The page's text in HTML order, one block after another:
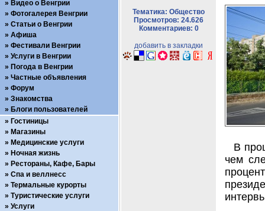
Тематика: Общество
Просмотров: 24.626
Комментариев: 0
добавить в закладки
В
чем
Видео о Венгрии
Фотогалерея Венгрии
Статьи о Венгрии
Афиша
Фестивали Венгрии
Услуги в Венгрии
Погода в Венгрии
Частные объявления
Форум
Знакомства
Блоги пользователей
Гостиницы
Магазины
Медицинские услуги
Ночная жизнь
Рестораны, Кафе, Бары
Спа и веллнесс
Термальные курорты
Туристические услуги
Услуги